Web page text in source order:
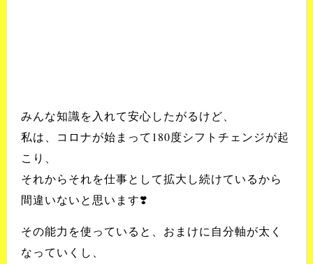
みんな知識を入れて安心したがるけど、
私は、コロナが始まって180度シフトチェンジが起
こり、
それからそれを仕事として拡大し続けているから
間違いないと思います❣️
その能力を使っていると、おまけに自分軸が太く
なっていくし、